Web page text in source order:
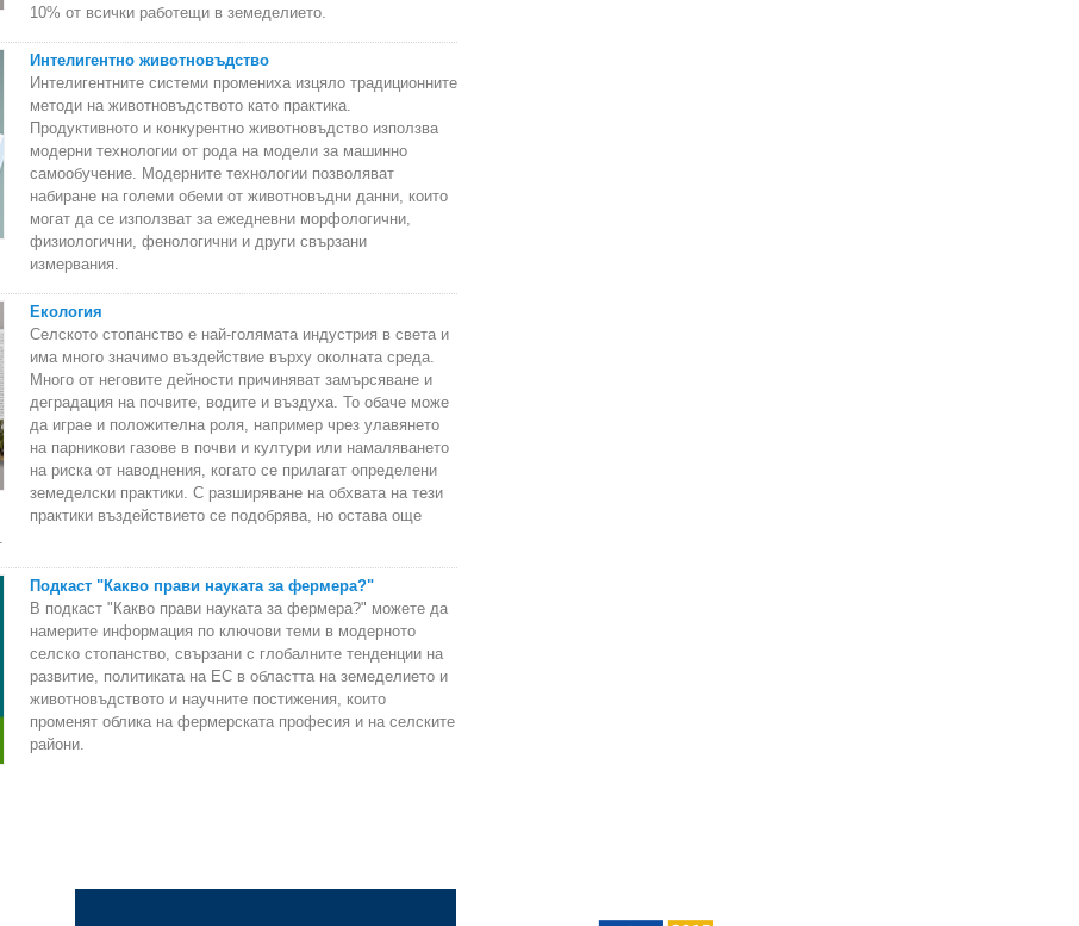
10% от всички работещи в земеделието.
Интелигентно животновъдство
Интелигентните системи промениха изцяло традиционните
методи на животновъдството като практика.
Продуктивното и конкурентно животновъдство използва
модерни технологии от рода на модели за машинно
самообучение. Модерните технологии позволяват
набиране на големи обеми от животновъдни данни, които
могат да се използват за ежедневни морфологични,
физиологични, фенологични и други свързани
измервания.
Екология
Селското стопанство е най-голямата индустрия в света и
има много значимо въздействие върху околната среда.
Много от неговите дейности причиняват замърсяване и
деградация на почвите, водите и въздуха. То обаче може
да играе и положителна роля, например чрез улавянето
на парникови газове в почви и култури или намаляването
на риска от наводнения, когато се прилагат определени
земеделски практики. С разширяване на обхвата на тези
практики въздействието се подобрява, но остава още
Подкаст "Какво прави науката за фермера?"
В подкаст "Какво прави науката за фермера?" можете да
намерите информация по ключови теми в модерното
селско стопанство, свързани с глобалните тенденции на
развитие, политиката на ЕС в областта на земеделието и
животновъдството и научните постижения, които
променят облика на фермерската професия и на селските
райони.